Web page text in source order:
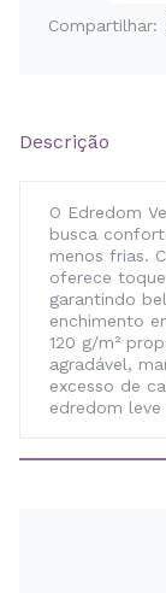
Compartilhar:
Descrição
O Edredom
busca
menos frias.
oferece
garantindo
enchimento
120 g/m²
agradável,
excesso de
edredom